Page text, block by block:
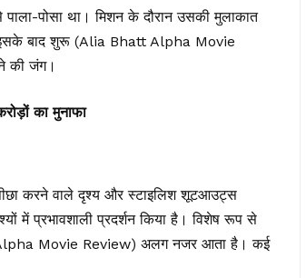
पोसा था। मिशन के दौरान उसकी मुलाकात
इसके बाद शुरू (Alia Bhatt Alpha Movie
की जंग।
का मुनाफा
करने वाले दृश्य और स्टाइलिश शूटआउट्स
में प्रभावशाली प्रदर्शन किया है। विशेष रूप से
Movie Review) अलग नजर आता है। कई